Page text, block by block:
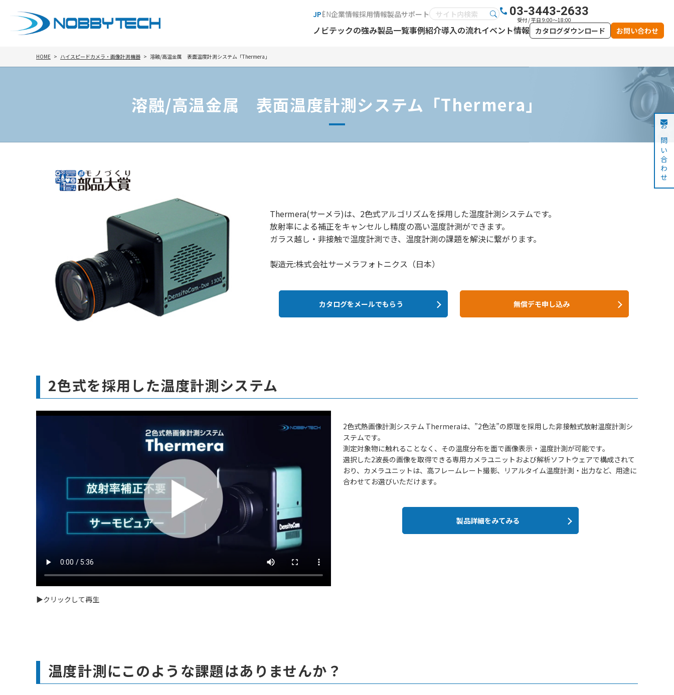
JPEN企業情報採用情報製品サポート 03-3443-2633
受付 / 平日 9:00～18:00
ノビテックの強み製品一覧事例紹介導入の流れイベント情報 カタログダウンロード お問い合わせ
HOME ハイスピードカメラ・画像計測機器 溶融/高温金属 表面温度計測システム「Thermera」
溶融/高温金属 表面温度計測システム「Thermera」
Thermera(サーメラ)は、2色式アルゴリズムを採用した温度計測システムです。
放射率による補正をキャンセルし精度の高い温度計測ができます。
ガラス越し・非接触で温度計測でき、温度計測の課題を解決に繋がります。
製造元:株式会社サーメラフォトニクス（日本）
カタログをメールでもらう 無償デモ申し込み
2色式を採用した温度計測システム
▶クリックして再生
2色式熱画像計測システム Thermeraは、”2色法”の原理を採用した非接触式放射温度計測シ
ステムです。
測定対象物に触れることなく、その温度分布を面で画像表示・温度計測が可能です。
選択した2波長の画像を取得できる専用カメラユニットおよび解析ソフトウェアで構成されて
おり、カメラユニットは、高フレームレート撮影、リアルタイム温度計測・出力など、用途に
合わせてお選びいただけます。
製品詳細をみてみる
温度計測にこのような課題はありませんか？
お問い合わせ